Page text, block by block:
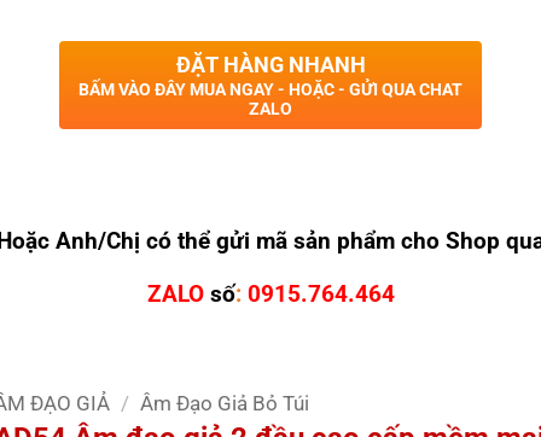
ĐẶT HÀNG NHANH
BẤM VÀO ĐÂY MUA NGAY - HOẶC - GỬI QUA CHAT
ZALO
Anh/Chị có thể gửi mã sản phẩm cho Shop
ZALO số: 0915.764.464
ĐẠO GIẢ / Âm Đạo Giả Bỏ Túi